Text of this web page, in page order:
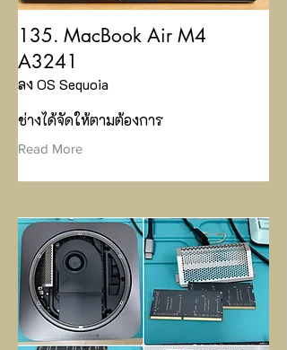
135. MacBook Air M4
A3241
ลง OS Sequoia
ช่างได้จัดให้ตามต้องการ
Read More